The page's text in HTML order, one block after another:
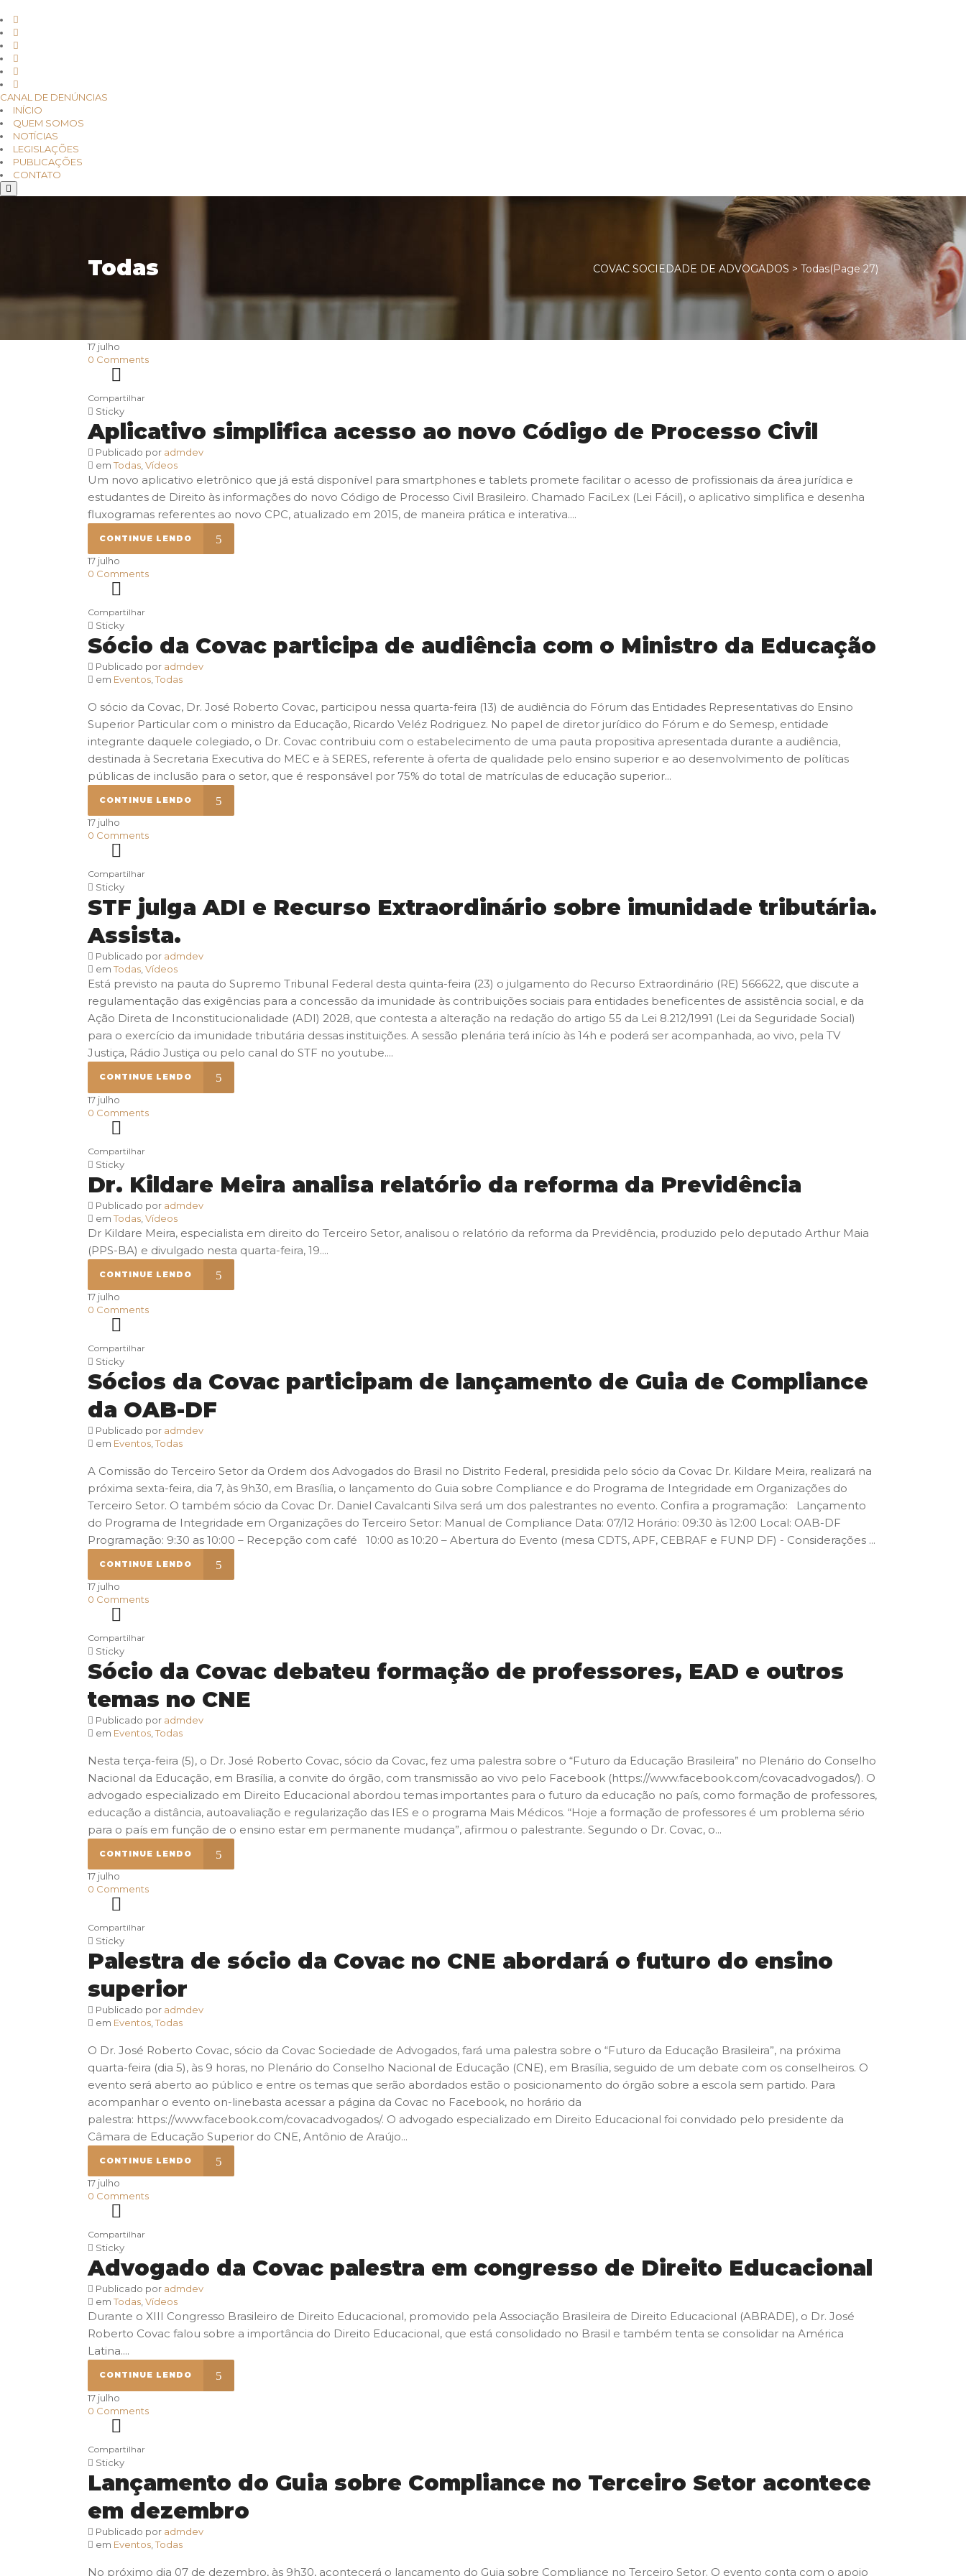
CANAL DE DENÚNCIAS
INÍCIO
QUEM SOMOS
NOTÍCIAS
LEGISLAÇÕES
PUBLICAÇÕES
CONTATO
Todas COVAC SOCIEDADE DE ADVOGADOS > Todas(Page 27)
17 julho
0 Comments
Compartilhar
Sticky
Aplicativo simplifica acesso ao novo Código de Processo Civil
Publicado por admdev
em Todas Vídeos
Um novo aplicativo eletrônico que já está disponível para smartphones e tablets promete facilitar o acesso de profissionais da área jurídica e
estudantes de Direito às informações do novo Código de Processo Civil Brasileiro. Chamado FaciLex (Lei Fácil), o aplicativo simplifica e desenha
fluxogramas referentes ao novo CPC, atualizado em 2015, de maneira prática e interativa....
CONTINUE LENDO
17 julho
0 Comments
Compartilhar
Sticky
Sócio da Covac participa de audiência com o Ministro da Educação
Publicado por admdev
em Eventos Todas
O sócio da Covac, Dr. José Roberto Covac, participou nessa quarta-feira (13) de audiência do Fórum das Entidades Representativas do Ensino
Superior Particular com o ministro da Educação, Ricardo Veléz Rodriguez. No papel de diretor jurídico do Fórum e do Semesp, entidade
integrante daquele colegiado, o Dr. Covac contribuiu com o estabelecimento de uma pauta propositiva apresentada durante a audiência,
destinada à Secretaria Executiva do MEC e à SERES, referente à oferta de qualidade pelo ensino superior e ao desenvolvimento de políticas
públicas de inclusão para o setor, que é responsável por 75% do total de matrículas de educação superior...
CONTINUE LENDO
17 julho
0 Comments
Compartilhar
Sticky
STF julga ADI e Recurso Extraordinário sobre imunidade tributária.
Assista.
Publicado por admdev
em Todas,Vídeos
Está previsto na pauta do Supremo Tribunal Federal desta quinta-feira (23) o julgamento do Recurso Extraordinário (RE) 566622, que discute a
regulamentação das exigências para a concessão da imunidade às contribuições sociais para entidades beneficentes de assistência social, e da
Ação Direta de Inconstitucionalidade (ADI) 2028, que contesta a alteração na redação do artigo 55 da Lei 8.212/1991 (Lei da Seguridade Social)
para o exercício da imunidade tributária dessas instituições. A sessão plenária terá início às 14h e poderá ser acompanhada, ao vivo, pela TV
Justiça, Rádio Justiça ou pelo canal do STF no youtube....
CONTINUE LENDO
17 julho
0 Comments
Compartilhar
Sticky
Dr. Kildare Meira analisa relatório da reforma da Previdência
Publicado por admdev
em Todas Vídeos
Dr Kildare Meira, especialista em direito do Terceiro Setor, analisou o relatório da reforma da Previdência, produzido pelo deputado Arthur Maia
(PPS-BA) e divulgado nesta quarta-feira, 19....
CONTINUE LENDO
17 julho
0 Comments
Compartilhar
Sticky
Sócios da Covac participam de lançamento de Guia de Compliance
da OAB-DF
Publicado por admdev
em Eventos Todas
A Comissão do Terceiro Setor da Ordem dos Advogados do Brasil no Distrito Federal, presidida pelo sócio da Covac Dr. Kildare Meira, realizará na
próxima sexta-feira, dia 7, às 9h30, em Brasília, o lançamento do Guia sobre Compliance e do Programa de Integridade em Organizações do
Terceiro Setor. O também sócio da Covac Dr. Daniel Cavalcanti Silva será um dos palestrantes no evento. Confira a programação: Lançamento
do Programa de Integridade em Organizações do Terceiro Setor: Manual de Compliance Data: 07/12 Horário: 09:30 às 12:00 Local: OAB-DF
Programação: 9:30 as 10:00 – Recepção com café 10:00 as 10:20 – Abertura do Evento (mesa CDTS, APF, CEBRAF e FUNP DF) - Considerações ...
CONTINUE LENDO
17 julho
0 Comments
Compartilhar
Sticky
Sócio da Covac debateu formação de professores, EAD e outros
temas no CNE
Publicado por admdev
em Eventos Todas
Nesta terça-feira (5), o Dr. José Roberto Covac, sócio da Covac, fez uma palestra sobre o “Futuro da Educação Brasileira” no Plenário do Conselho
Nacional da Educação, em Brasília, a convite do órgão, com transmissão ao vivo pelo Facebook (https://www.facebook.com/covacadvogados/). O
advogado especializado em Direito Educacional abordou temas importantes para o futuro da educação no país, como formação de professores,
educação a distância, autoavaliação e regularização das IES e o programa Mais Médicos. “Hoje a formação de professores é um problema sério
para o país em função de o ensino estar em permanente mudança”, afirmou o palestrante. Segundo o Dr. Covac, o...
CONTINUE LENDO
17 julho
0 Comments
Compartilhar
Sticky
Palestra de sócio da Covac no CNE abordará o futuro do ensino
superior
Publicado por admdev
em Eventos Todas
O Dr. José Roberto Covac, sócio da Covac Sociedade de Advogados, fará uma palestra sobre o “Futuro da Educação Brasileira”, na próxima
quarta-feira (dia 5), às 9 horas, no Plenário do Conselho Nacional de Educação (CNE), em Brasília, seguido de um debate com os conselheiros. O
evento será aberto ao público e entre os temas que serão abordados estão o posicionamento do órgão sobre a escola sem partido. Para
acompanhar o evento on-linebasta acessar a página da Covac no Facebook, no horário da
palestra: https://www.facebook.com/covacadvogados/. O advogado especializado em Direito Educacional foi convidado pelo presidente da
Câmara de Educação Superior do CNE, Antônio de Araújo...
CONTINUE LENDO
17 julho
0 Comments
Compartilhar
Sticky
Advogado da Covac palestra em congresso de Direito Educacional
Publicado por admdev
em Todas,Vídeos
Durante o XIII Congresso Brasileiro de Direito Educacional, promovido pela Associação Brasileira de Direito Educacional (ABRADE), o Dr. José
Roberto Covac falou sobre a importância do Direito Educacional, que está consolidado no Brasil e também tenta se consolidar na América
Latina....
CONTINUE LENDO
17 julho
0 Comments
Compartilhar
Sticky
Lançamento do Guia sobre Compliance no Terceiro Setor acontece
em dezembro
Publicado por admdev
em Eventos Todas
No próximo dia 07 de dezembro, às 9h30, acontecerá o lançamento do Guia sobre Compliance no Terceiro Setor. O evento conta com o apoio